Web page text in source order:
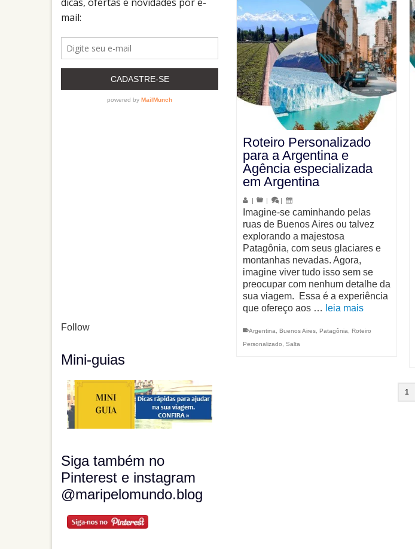
Roteiro Personalizado
para a Argentina e
Agência especializada
em Argentina
| | |
Imagine-se caminhando pelas
ruas de Buenos Aires ou talvez
explorando a majestosa
Patagônia, com seus glaciares e
montanhas nevadas. Agora,
imagine viver tudo isso sem se
preocupar com nenhum detalhe da
sua viagem. Essa é a experiência
que ofereço aos … leia mais
Argentina Buenos Aires, Patagônia
Roteiro
Personalizado
Salta
1
Follow
Mini-guias
Siga também no
Pinterest e instagram
@maripelomundo.blog